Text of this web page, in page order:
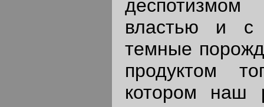
властью и с
темные
продуктом
котором наш